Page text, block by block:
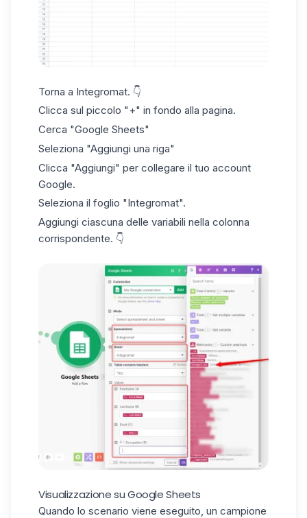
Torna a Integromat. 👇
Clicca sul piccolo "+" in fondo alla pagina.
Cerca "Google Sheets"
Seleziona "Aggiungi una riga"
Clicca "Aggiungi" per collegare il tuo account
Google.
Seleziona il foglio "Integromat".
Aggiungi ciascuna delle variabili nella colonna
corrispondente. 👇
Visualizzazione su Google Sheets
Quando lo scenario viene eseguito, un campione